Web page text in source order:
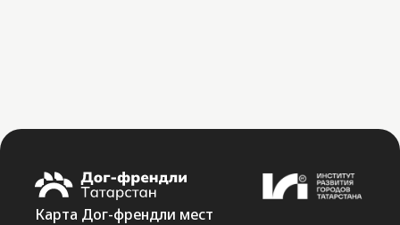
Карта Дог-френдли мест